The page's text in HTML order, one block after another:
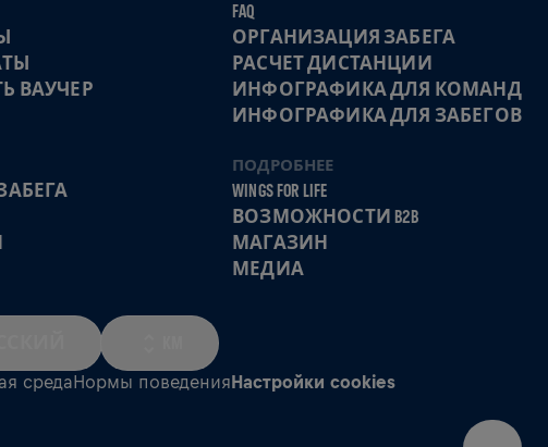
ВАУЧЕР
FAQ
ОРГАНИЗАЦИЯ ЗАБЕГА
РАСЧЕТ ДИСТАНЦИИ
ИНФОГРАФИКА ДЛЯ КОМАНД
ИНФОГРАФИКА ДЛЯ ЗАБЕГОВ
ПОДРОБНЕЕ
WINGS FOR LIFE
ВОЗМОЖНОСТИ B2B
МАГАЗИН
МЕДИА
средаНормы поведенияНастройки cookies